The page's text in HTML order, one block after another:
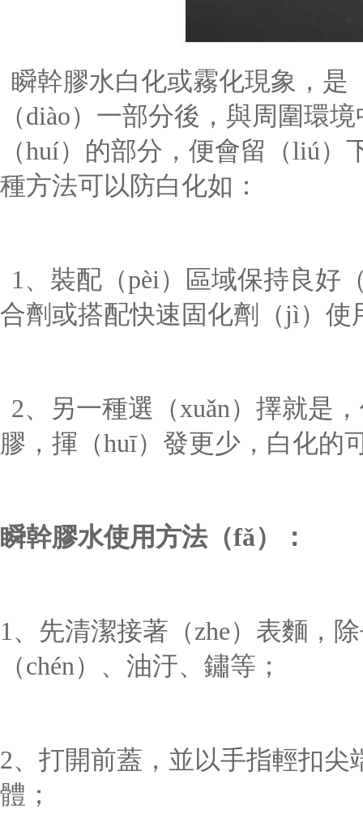
瞬幹膠水白化或霧化現象，是
（diào）一部分後，與周圍環
（huí）的部分，便會留（liú
種方法可以防白化如：
1、裝配（pèi）區域保持良好
合劑或搭配快速固化劑（jì）使
2、另一種選（xuǎn）擇就是
膠，揮（huī）發更少，白化的
瞬幹膠水使用方法（fǎ） ：
1、先清潔接著（zhe）表麵，
（chén）、油汙、鏽等；
2、打開前蓋，並以手指輕扣尖
體；